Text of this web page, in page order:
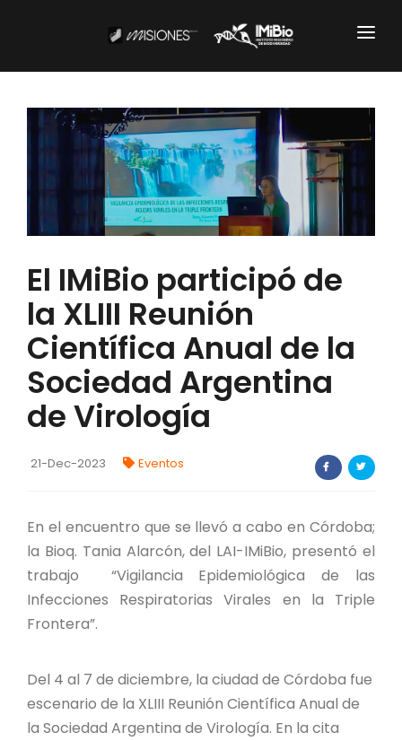
CARTOGRAFÍA
DOCUMENTOS INSTITUCIONALES
EL IMIBIO
Productos y Servicios
RESGUARDO DE COLECCIONES
BIOBANCO
FORTALECIMIENTO DE RECURSOS
INVENTARIO DE LA BIODIVERSIDAD MISIONERA
Investigadores
FORMULARIO DE REGISTRO DE
AUTORIZACIONES
PROGRAMAS Y PROYECTOS
El IMiBio participó de
la XLIII Reunión
Científica Anual de la
Sociedad Argentina
de Virología
21-Dec-2023 Eventos
En el encuentro que se llevó a cabo en Córdoba;
la Bioq. Tania Alarcón, del LAI-IMiBio, presentó el
trabajo “Vigilancia Epidemiológica de las
Infecciones Respiratorias Virales en la Triple
Frontera”.
Del 4 al 7 de diciembre, la ciudad de Córdoba fue
escenario de la XLIII Reunión Científica Anual de
la Sociedad Argentina de Virología. En la cita